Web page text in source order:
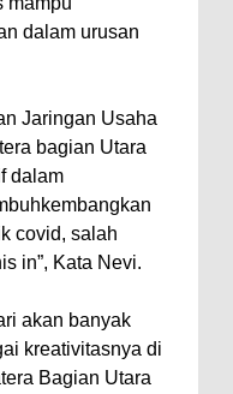
dalam urusan
Jaringan Usaha
bagian Utara
dalam
covid, salah
in”, Kata Nevi.
akan banyak
kreativitasnya di
Bagian Utara